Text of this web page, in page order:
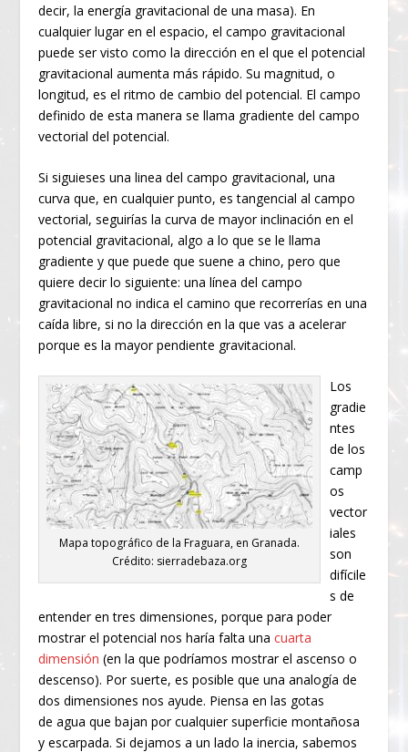
decir, la energía gravitacional de una masa). En
cualquier lugar en el espacio, el campo gravitacional
puede ser visto como la dirección en el que el potencial
gravitacional aumenta más rápido. Su magnitud, o
longitud, es el ritmo de cambio del potencial. El campo
definido de esta manera se llama gradiente del campo
vectorial del potencial.
Si siguieses una linea del campo gravitacional, una
curva que, en cualquier punto, es tangencial al campo
vectorial, seguirías la curva de mayor inclinación en el
potencial gravitacional, algo a lo que se le llama
gradiente y que puede que suene a chino, pero que
quiere decir lo siguiente: una línea del campo
gravitacional no indica el camino que recorrerías en una
caída libre, si no la dirección en la que vas a acelerar
porque es la mayor pendiente gravitacional.
Mapa topográfico de la Fraguara, en Granada.
Crédito: sierradebaza.org
Los
gradie
ntes
de los
camp
os
vector
iales
son
difícile
s de
entender en tres dimensiones, porque para poder
mostrar el potencial nos haría falta unacuarta
dimensión (en la que podríamos mostrar el ascenso o
descenso). Por suerte, es posible que una analogía de
dos dimensiones nos ayude. Piensa en las gotas
de agua que bajan por cualquier superficie montañosa
y escarpada. Si dejamos a un lado la inercia, sabemos